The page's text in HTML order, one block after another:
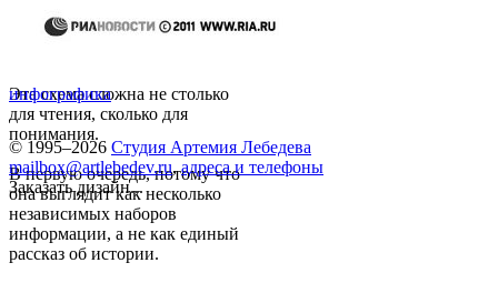
Эта схема сложна не столько
для чтения, сколько для
понимания.
В первую очередь, потому что
она выглядит как несколько
независимых наборов
информации, а не как единый
рассказ об истории.
инфографика
© 1995–2026 Студия Артемия Лебедева
mailbox@artlebedev.ru, адреса и телефоны
Заказать дизайн...